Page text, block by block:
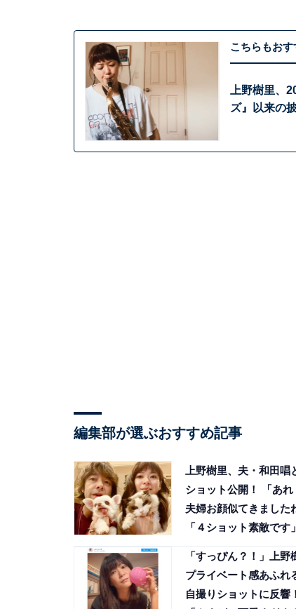
こちらもおす
上野樹里、
ズ』以来の
編集部が選ぶおすすめ記事
上野樹里、夫・和田唱
ショット公開！ 「あれ
夫婦お顔似てきました
「４ショット素敵です」
「すっぴん？！」上野
プライベート感あふれ
自撮りショットに反響！